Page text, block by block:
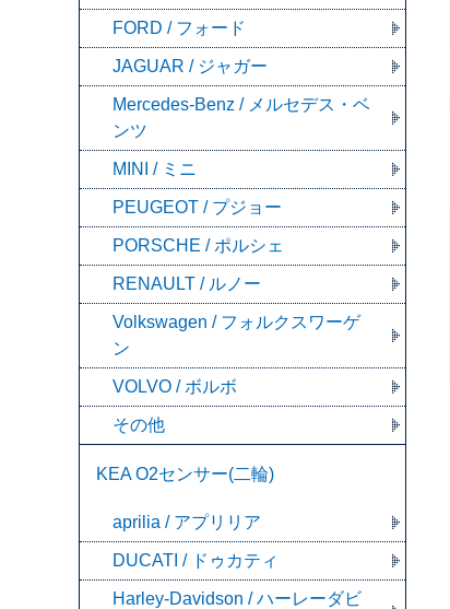
FORD / フォード
JAGUAR / ジャガー
Mercedes-Benz / メルセデス・ベ
ンツ
MINI / ミニ
PEUGEOT / プジョー
PORSCHE / ポルシェ
RENAULT / ルノー
Volkswagen / フォルクスワーゲ
ン
VOLVO / ボルボ
その他
KEA O2センサー(二輪)
aprilia / アプリリア
DUCATI / ドゥカティ
Harley-Davidson / ハーレーダビ